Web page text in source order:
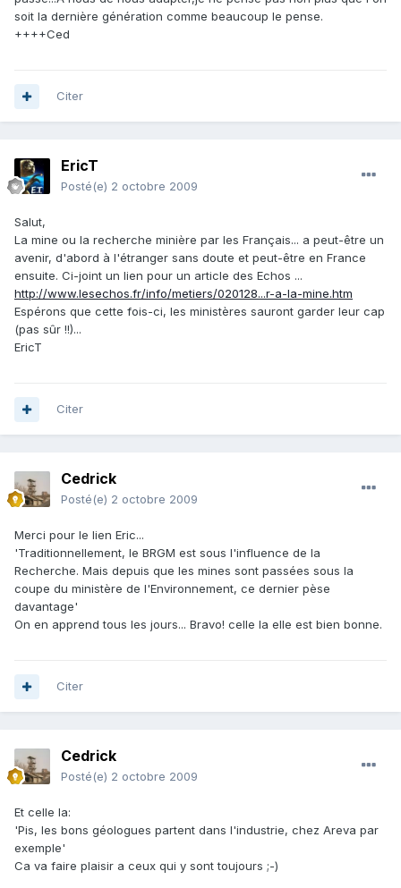
soit la dernière génération comme beaucoup le pense.
++++Ced
Citer
EricT
Posté(e) 2 octobre 2009
Salut,
La mine ou la recherche minière par les Français... a peut-être un
avenir, d'abord à l'étranger sans doute et peut-être en France
ensuite. Ci-joint un lien pour un article des Echos ...
http://www.lesechos.fr/info/metiers/020128...r-a-la-mine.htm
Espérons que cette fois-ci, les ministères sauront garder leur cap
(pas sûr !!)...
EricT
Citer
Cedrick
Posté(e) 2 octobre 2009
Merci pour le lien Eric...
'Traditionnellement, le BRGM est sous l'influence de la
Recherche. Mais depuis que les mines sont passées sous la
coupe du ministère de l'Environnement, ce dernier pèse
davantage'
On en apprend tous les jours... Bravo! celle la elle est bien bonne.
Citer
Cedrick
Posté(e) 2 octobre 2009
Et celle la:
'Pis, les bons géologues partent dans l'industrie, chez Areva par
exemple'
Ca va faire plaisir a ceux qui y sont toujours ;-)